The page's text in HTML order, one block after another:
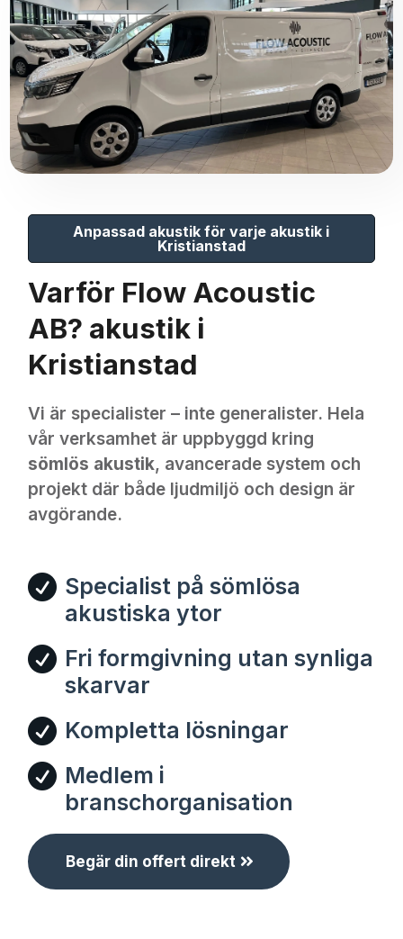
Anpassad akustik för varje akustik i
Kristianstad
Varför Flow Acoustic
AB? akustik i
Kristianstad
Vi är specialister – inte generalister. Hela
vår verksamhet är uppbyggd kring
sömlös akustik, avancerade system och
projekt där både ljudmiljö och design är
avgörande.
 Specialist på sömlösa
akustiska ytor
 Fri formgivning utan synliga
skarvar
 Kompletta lösningar
 Medlem i
branschorganisation
Begär din offert direkt